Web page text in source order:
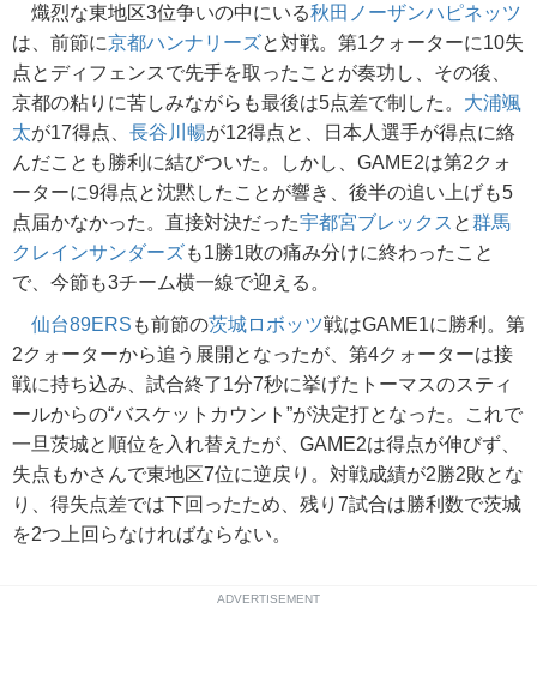
熾烈な東地区3位争いの中にいる秋田ノーザンハピネッツ
は、前節に京都ハンナリーズと対戦。第1クォーターに10失
点とディフェンスで先手を取ったことが奏功し、その後、
京都の粘りに苦しみながらも最後は5点差で制した。 大浦颯
太が17得点、 長谷川暢が12得点と、日本人選手が得点に絡
んだことも勝利に結びついた。しかし、GAME2は第2クォ
ーターに9得点と沈黙したことが響き、後半の追い上げも5
点届かなかった。直接対決だった宇都宮ブレックス と群馬
クレインサンダーズも1勝1敗の痛み分けに終わったこと
で、今節も3チーム横一線で迎える。
仙台89ERS も前節の茨城ロボッツ戦はGAME1に勝利。第
2クォーターから追う展開となったが、第4クォーターは接
戦に持ち込み、試合終了1分7秒に挙げたトーマスのスティ
ールからの“バスケットカウント”が決定打となった。これで
一旦茨城と順位を入れ替えたが、GAME2は得点が伸びず、
失点もかさんで東地区7位に逆戻り。対戦成績が2勝2敗とな
り、得失点差では下回ったため、残り7試合は勝利数で茨城
を2つ上回らなければならない。
ADVERTISEMENT